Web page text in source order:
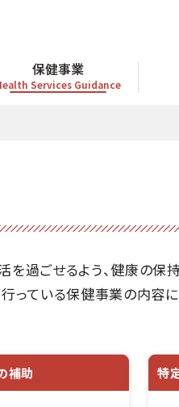
保健事業
Services Guidance
過ごせるよう、健康の保
っている保健事業の内容に
補助 特